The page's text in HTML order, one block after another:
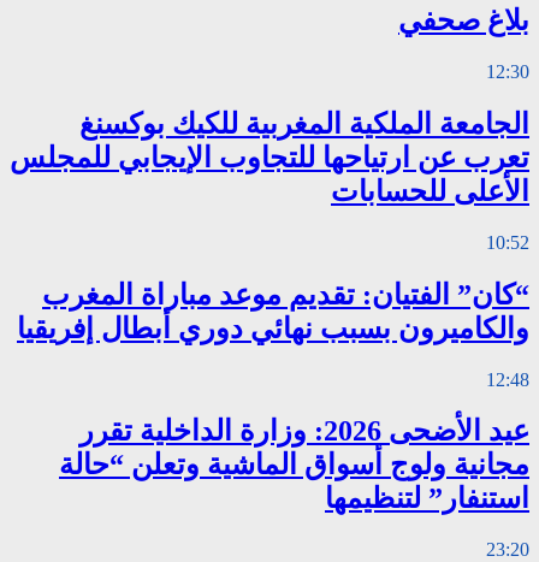
بلاغ صحفي
12:30
الجامعة الملكية المغربية للكيك بوكسنغ
تعرب عن ارتياحها للتجاوب الإيجابي للمجلس
الأعلى للحسابات
10:52
“كان” الفتيان: تقديم موعد مباراة المغرب
والكاميرون بسبب نهائي دوري أبطال إفريقيا
12:48
عيد الأضحى 2026: وزارة الداخلية تقرر
مجانية ولوج أسواق الماشية وتعلن “حالة
استنفار” لتنظيمها
23:20